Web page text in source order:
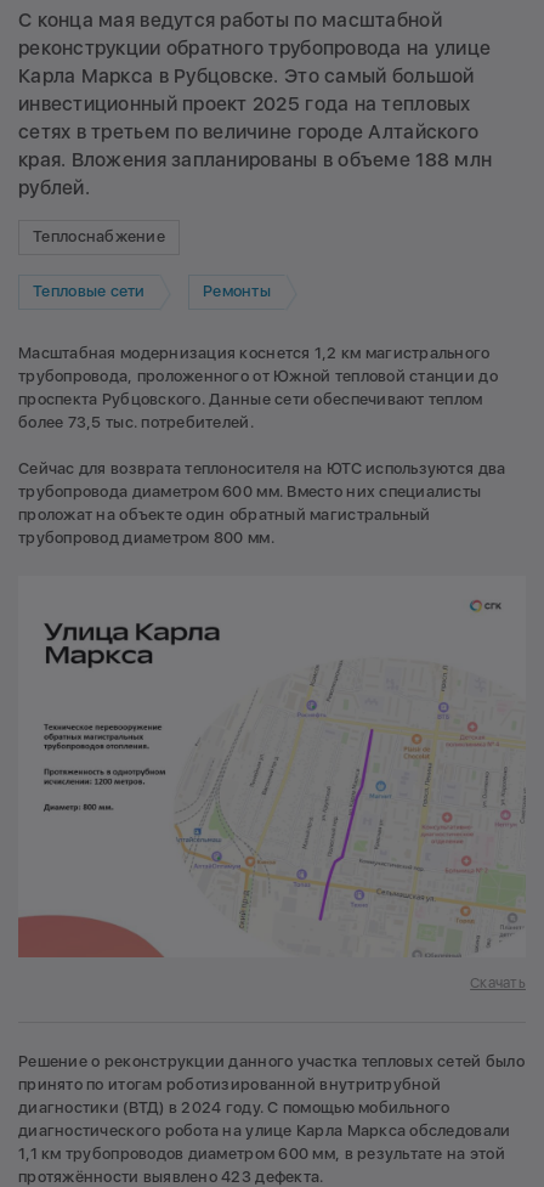
С конца мая ведутся работы по масштабной
реконструкции обратного трубопровода на улице
Карла Маркса в Рубцовске. Это самый большой
инвестиционный проект 2025 года на тепловых
сетях в третьем по величине городе Алтайского
края. Вложения запланированы в объеме 188 млн
рублей.
Теплоснабжение
Тепловые сети Ремонты
Масштабная модернизация коснется 1,2 км магистрального
трубопровода, проложенного от Южной тепловой станции до
проспекта Рубцовского. Данные сети обеспечивают теплом
более 73,5 тыс. потребителей.
Сейчас для возврата теплоносителя на ЮТС используются два
трубопровода диаметром 600 мм. Вместо них специалисты
проложат на объекте один обратный магистральный
трубопровод диаметром 800 мм.
Скачать
Решение о реконструкции данного участка тепловых сетей было
принято по итогам роботизированной внутритрубной
диагностики (ВТД) в 2024 году. С помощью мобильного
диагностического робота на улице Карла Маркса обследовали
1,1 км трубопроводов диаметром 600 мм, в результате на этой
протяжённости выявлено 423 дефекта.